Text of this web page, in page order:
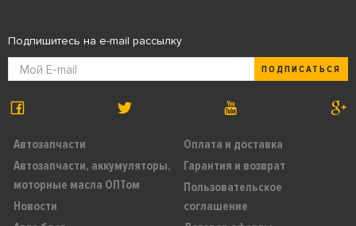
Автозапчасти
Автозапчасти, аккумуляторы,
моторные масла ОПТом
Новости
Оплата и доставка
Гарантия и возврат
Пользовательское
соглашение
Подпишитесь на e-mail рассылку
ПОДПИСАТЬСЯ